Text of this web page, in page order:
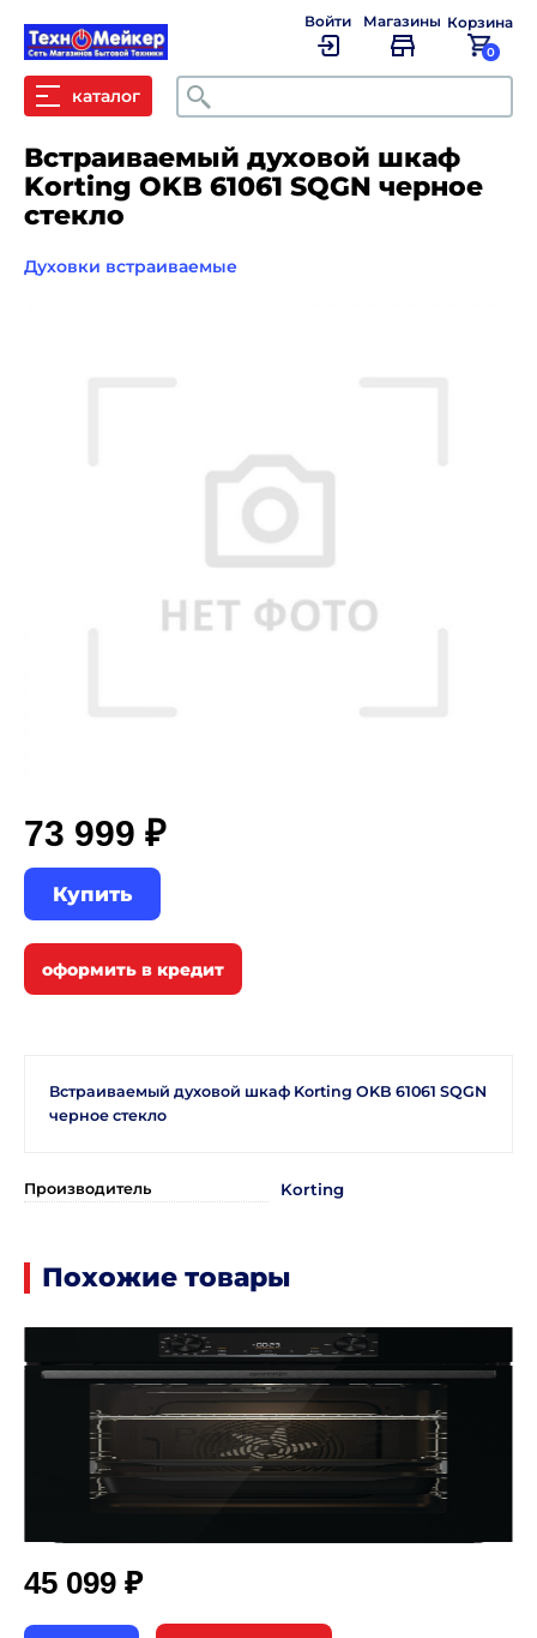
каталог Поиск
Войти Магазины Корзина
0
Встраиваемый духовой шкаф
Korting OKB 61061 SQGN черное
стекло
Духовки встраиваемые
73 999 ₽
Купить
Встраиваемый духовой шкаф Korting OKB 61061 SQGN
черное стекло
Производитель Korting
Похожие товары
45 099 ₽